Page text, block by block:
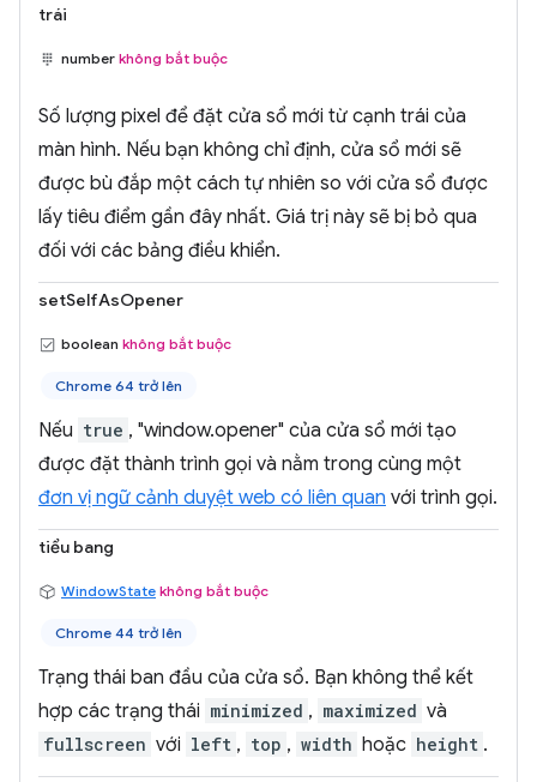
trái
number không bắt buộc
Số lượng pixel để đặt cửa sổ mới từ cạnh trái của
màn hình. Nếu bạn không chỉ định, cửa sổ mới sẽ
được bù đắp một cách tự nhiên so với cửa sổ được
lấy tiêu điểm gần đây nhất. Giá trị này sẽ bị bỏ qua
đối với các bảng điều khiển.
setSelfAsOpener
boolean không bắt buộc
Chrome 64 trở lên
Nếu true , "window.opener" của cửa sổ mới tạo
được đặt thành trình gọi và nằm trong cùng một
đơn vị ngữ cảnh duyệt web có liên quan với trình gọi.
tiểu bang
WindowState không bắt buộc
Chrome 44 trở lên
Trạng thái ban đầu của cửa sổ. Bạn không thể kết
hợp các trạng thái minimized , maximized và
fullscreen với left , top , width hoặc height .